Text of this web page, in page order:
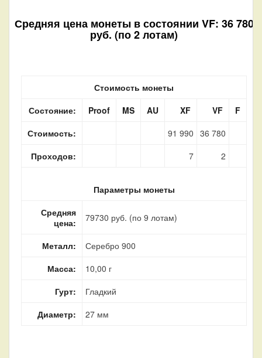
Средняя цена монеты в состоянии VF: 36 780
руб. (по 2 лотам)
Стоимость монеты
Состояние:
Proof MS AU XF VF
F
Стоимость:
91 990 36 780
Проходов:
7 2
Параметры монеты
Средняя
цена:
79730 руб. (по 9 лотам)
Металл:
Серебро 900
Масса:
10,00 г
Гурт:
Гладкий
Диаметр:
27 мм